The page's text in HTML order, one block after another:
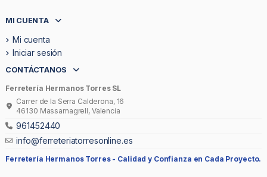
MI CUENTA
Mi cuenta
Iniciar sesión
CONTÁCTANOS
Ferretería Hermanos Torres SL
Carrer de la Serra Calderona, 16
46130 Massamagrell, Valencia
961452440
info@ferreteriatorresonline.es
Ferretería Hermanos Torres - Calidad y Confianza en Cada Proyecto.